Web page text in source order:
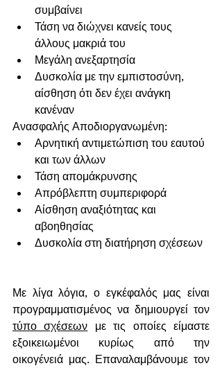
συμβαίνει
Τάση να διώχνει κανείς τους
άλλους μακριά του
Μεγάλη ανεξαρτησία
Δυσκολία με την εμπιστοσύνη,
αίσθηση ότι δεν έχει ανάγκη
κανέναν
Ανασφαλής Αποδιοργανωμένη:
Αρνητική αντιμετώπιση του εαυτού
και των άλλων
Τάση απομάκρυνσης
Απρόβλεπτη συμπεριφορά
Αίσθηση αναξιότητας και
αβοηθησίας
Δυσκολία στη διατήρηση σχέσεων
Με λίγα λόγια, ο εγκέφαλός μας είναι
τύπο σχέσεων με τις οποίες είμαστε
εξοικειωμένοι κυρίως από την
οικογένειά μας. Επαναλαμβάνουμε τον